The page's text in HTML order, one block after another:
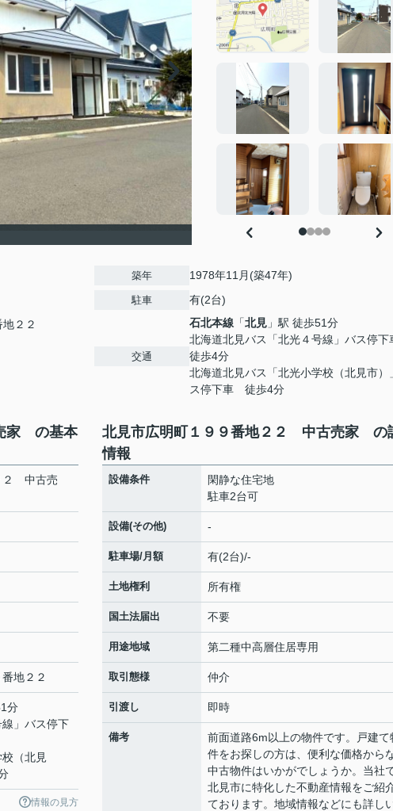
２２
築年 1978年11月(築47年)
駐車 有(2台)
交通
石北本線 「北見 」駅 徒歩51分
北海道北見バス「北光４号線」バス停
徒歩4分
北海道北見バス「北光小学校（北見市）
ス停下車 徒歩4分
家 の基本
２ 中古売
番地２２
分
」バス停下
（北見
情報の見方
北見市広明町１９９番地２２ 中古売家 の
情報
設備条件
閑静な住宅地
駐車2台可
設備(その他) -
駐車場/月額 有(2台)/-
土地権利 所有権
国土法届出 不要
用途地域 第二種中高層住居専用
取引態様 仲介
引渡し 即時
備考
前面道路6m以上の物件です。戸建て
件をお探しの方は、便利な価格から
中古物件はいかがでしょうか。当社
北見市に特化した不動産情報をご紹
ております。地域情報などにも詳し